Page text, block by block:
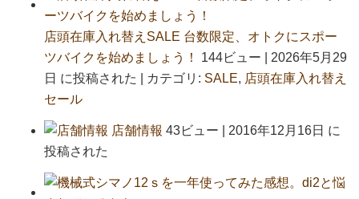
店頭在庫入れ替えSALE 台数限定、オトクにスポー
ツバイクを始めましょう！
144ビュー
2026年5月29
日 に投稿された
カテゴリ: SALE, 店頭在庫入れ替え
セール
店舗情報 43ビュー
2016年12月16日 に
投稿された